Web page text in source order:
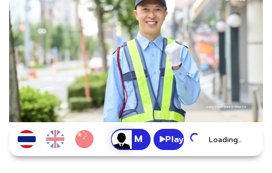
Play Loading...